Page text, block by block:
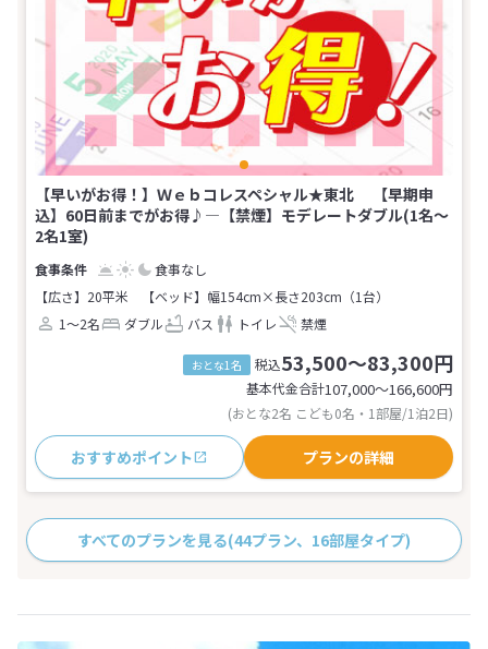
【早いがお得！】Ｗｅｂコレスペシャル★東北 【早期申
込】60日前までがお得♪―【禁煙】モデレートダブル(1名～
2名1室)
食事なし
【広さ】20平米
【ベッド】幅154cm×長さ203cm（1台）
1～2名
ダブル バス トイレ 禁煙
おとな1名 税込53,500～83,300円
基本代金合計107,000〜166,600円
(おとな2名 こども0名・1部屋/1泊2日)
おすすめポイント プランの詳細
すべてのプランを見る(44プラン、16部屋タイプ)